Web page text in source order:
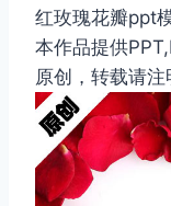
红玫瑰花瓣ppt
本作品提供
原创，转载请注